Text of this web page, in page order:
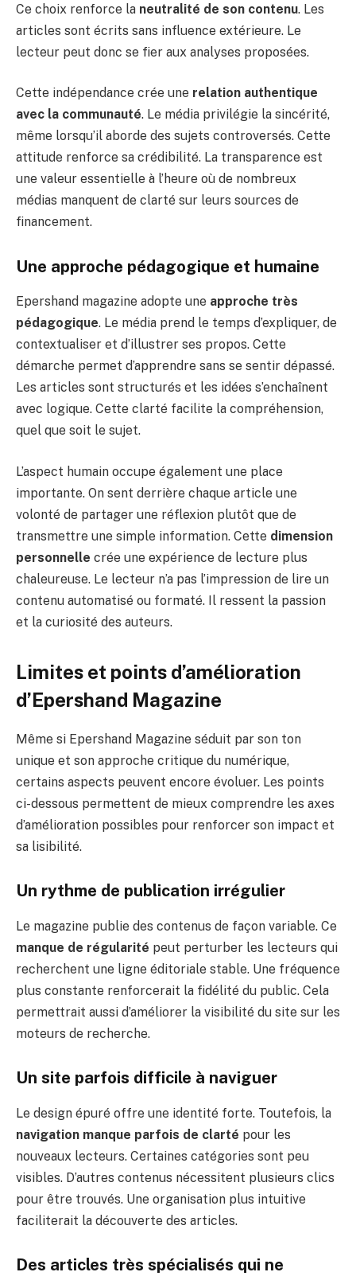
Ce choix renforce la neutralité de son contenu. Les
articles sont écrits sans influence extérieure. Le
lecteur peut donc se fier aux analyses proposées.
Cette indépendance crée une relation authentique
avec la communauté. Le média privilégie la sincérité,
même lorsqu’il aborde des sujets controversés. Cette
attitude renforce sa crédibilité. La transparence est
une valeur essentielle à l’heure où de nombreux
médias manquent de clarté sur leurs sources de
financement.
Une approche pédagogique et humaine
Epershand magazine adopte une approche très
pédagogique. Le média prend le temps d’expliquer, de
contextualiser et d’illustrer ses propos. Cette
démarche permet d’apprendre sans se sentir dépassé.
Les articles sont structurés et les idées s’enchaînent
avec logique. Cette clarté facilite la compréhension,
quel que soit le sujet.
L’aspect humain occupe également une place
importante. On sent derrière chaque article une
volonté de partager une réflexion plutôt que de
transmettre une simple information. Cette dimension
personnelle crée une expérience de lecture plus
chaleureuse. Le lecteur n’a pas l’impression de lire un
contenu automatisé ou formaté. Il ressent la passion
et la curiosité des auteurs.
Limites et points d’amélioration
d’Epershand Magazine
Même si Epershand Magazine séduit par son ton
unique et son approche critique du numérique,
certains aspects peuvent encore évoluer. Les points
ci-dessous permettent de mieux comprendre les axes
d’amélioration possibles pour renforcer son impact et
sa lisibilité.
Un rythme de publication irrégulier
Le magazine publie des contenus de façon variable. Ce
manque de régularité peut perturber les lecteurs qui
recherchent une ligne éditoriale stable. Une fréquence
plus constante renforcerait la fidélité du public. Cela
permettrait aussi d’améliorer la visibilité du site sur les
moteurs de recherche.
Un site parfois difficile à naviguer
Le design épuré offre une identité forte. Toutefois, la
navigation manque parfois de clarté pour les
nouveaux lecteurs. Certaines catégories sont peu
visibles. D’autres contenus nécessitent plusieurs clics
pour être trouvés. Une organisation plus intuitive
faciliterait la découverte des articles.
Des articles très spécialisés qui ne